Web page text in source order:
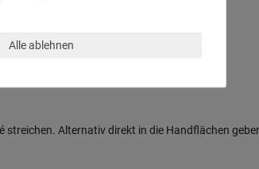
Alternativ direkt in die Handflächen
Alle ablehnen